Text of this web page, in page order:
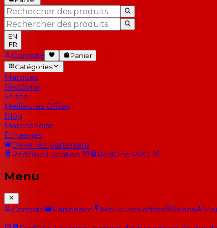
EN
FR
Compte
Panier
Catégories
Marques
RedZone
Séries
Meilleures Offres
Blog
Marchandise
Échanges
Devenez partenaire
RedOne Location RedOne PRO
Menu
Compte Partenaire Meilleures offres Séries